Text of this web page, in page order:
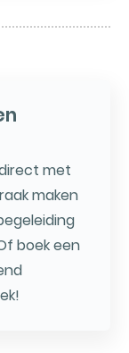
met
maken
boek een